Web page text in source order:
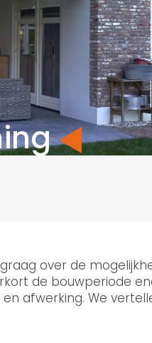
over de
de bouwperiode
afwerking. We